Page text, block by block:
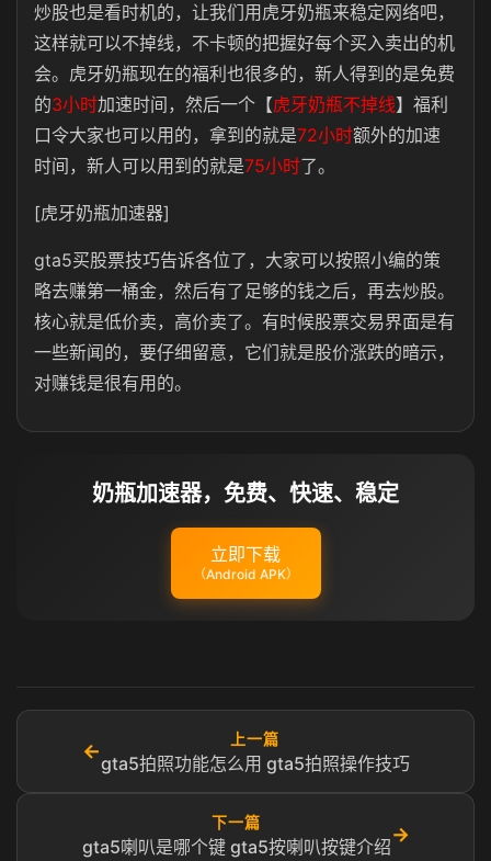
炒股也是看时机的，让我们用虎牙奶瓶来稳定网络吧，
这样就可以不掉线，不卡顿的把握好每个买入卖出的机
会。虎牙奶瓶现在的福利也很多的，新人得到的是免费
的3小时加速时间，然后一个【虎牙奶瓶不掉线】福利
口令大家也可以用的，拿到的就是72小时额外的加速
时间，新人可以用到的就是75小时了。
[虎牙奶瓶加速器]
gta5买股票技巧告诉各位了，大家可以按照小编的策
略去赚第一桶金，然后有了足够的钱之后，再去炒股。
核心就是低价卖，高价卖了。有时候股票交易界面是有
一些新闻的，要仔细留意，它们就是股价涨跌的暗示，
对赚钱是很有用的。
奶瓶加速器，免费、快速、稳定
立即下载
（Android APK）
←
上一篇
gta5拍照功能怎么用 gta5拍照操作技巧
下一篇
gta5喇叭是哪个键 gta5按喇叭按键介绍
→